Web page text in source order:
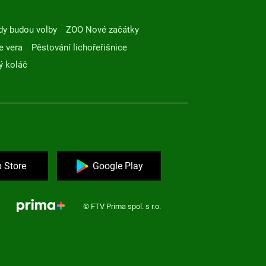
budou volby
ZOO Nové začátky
vera
Pěstování lichořeřišnice
koláč
Store Google Play
© FTV Prima spol. s r.o.